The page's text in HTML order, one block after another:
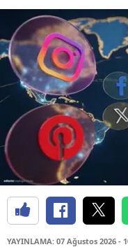
YAYINLAMA: 07 Ağustos 2026 -